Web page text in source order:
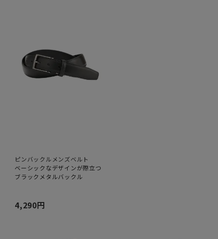
ピンバックルメンズベルト
ベーシックなデザインが際立つ
ブラックメタルバックル
4,290円